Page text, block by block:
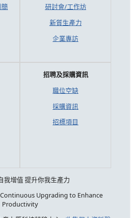
簡
研討會/工作坊
新質生產力
企業專訪
招聘及採購資訊
職位空缺
採購資訊
招標項目
我增值 提升你我生產力
Upgrading to Enhance
Productivity